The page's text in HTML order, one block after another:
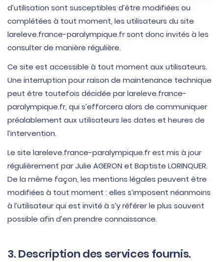
d’utilisation sont susceptibles d’être modifiées ou
complétées à tout moment, les utilisateurs du site
lareleve.france-paralympique.fr sont donc invités à les
consulter de manière régulière.
Ce site est accessible à tout moment aux utilisateurs.
Une interruption pour raison de maintenance technique
peut être toutefois décidée par lareleve.france-
paralympique.fr, qui s’efforcera alors de communiquer
préalablement aux utilisateurs les dates et heures de
l’intervention.
Le site lareleve.france-paralympique.fr est mis à jour
régulièrement par Julie AGERON et Baptiste LORINQUER.
De la même façon, les mentions légales peuvent être
modifiées à tout moment : elles s’imposent néanmoins
à l’utilisateur qui est invité à s’y référer le plus souvent
possible afin d’en prendre connaissance.
3. Description des services fournis.